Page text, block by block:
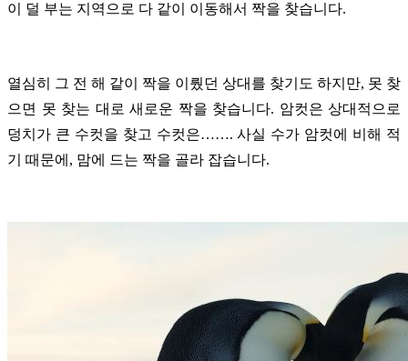
이 덜 부는 지역으로 다 같이 이동해서 짝을 찾습니다.
열심히 그 전 해 같이 짝을 이뤘던 상대를 찾기도 하지만, 못 찾
으면 못 찾는 대로 새로운 짝을 찾습니다. 암컷은 상대적으로
덩치가 큰 수컷을 찾고 수컷은……. 사실 수가 암컷에 비해 적
기 때문에, 맘에 드는 짝을 골라 잡습니다.